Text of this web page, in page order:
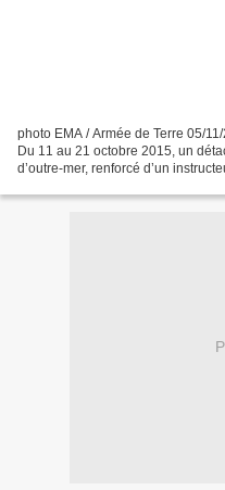
photo EMA / Armée de Terre 05/
Du 11 au 21 octobre 2015, un
d’outre-mer, renforcé d’un